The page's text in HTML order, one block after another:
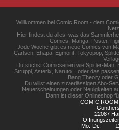
Willkommen bei Comic Room - dem
Hier findest du alles, was das
Comics, Manga, Poster,
Jede Woche gibt es neue Comics von
Carlsen, Ehapa, Egmont, Tokyopop,
Du suchst Comicserien wie Spider-Man,
Struppi, Asterix, Naruto... oder das
Bang Theory oder
Du willst einen zuverlässigen Abo-
Neuerscheinungen oder Neuigkeiten
Dann ist dieser Onlineshop
COMIC
22087
Mo.-Di.: